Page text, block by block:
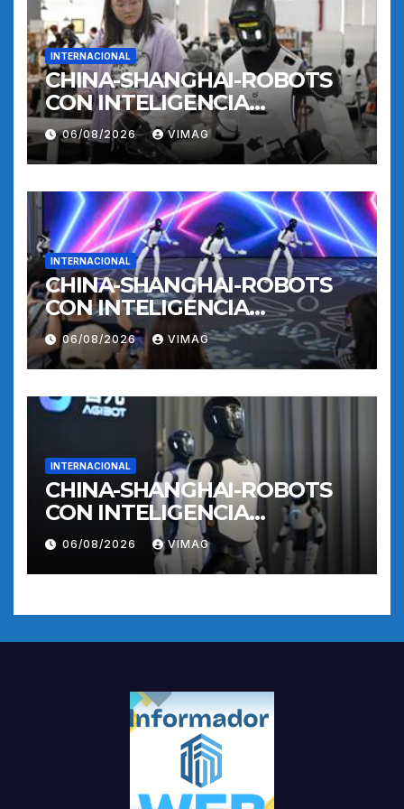
INTERNACIONAL
CHINA-SHANGHAI-ROBOTS
CON INTELIGENCIA
INCORPORADA-
ENTRENAMIENTO
06/08/2026 VIMAG
INTERNACIONAL
CHINA-SHANGHAI-ROBOTS
CON INTELIGENCIA
INCORPORADA-
ENTRENAMIENTO
06/08/2026 VIMAG
INTERNACIONAL
CHINA-SHANGHAI-ROBOTS
CON INTELIGENCIA
INCORPORADA-
ENTRENAMIENTO
06/08/2026 VIMAG